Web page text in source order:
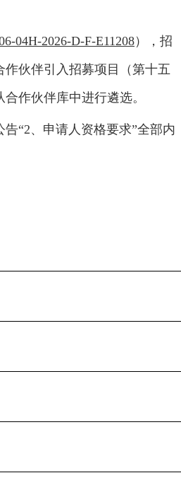
04H-2026-D-F-E11208），招
伙伴引入招募项目（第十五
作伙伴库中进行遴选。
“2、申请人资格要求”全部内